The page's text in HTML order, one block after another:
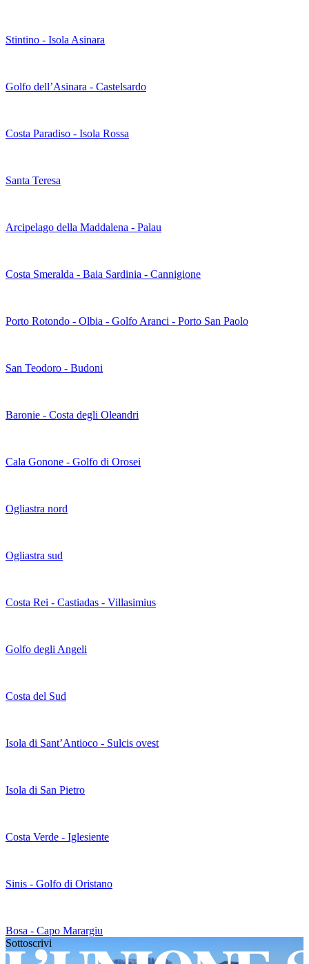
Stintino - Isola Asinara
Golfo dell’Asinara - Castelsardo
Costa Paradiso - Isola Rossa
Santa Teresa
Arcipelago della Maddalena - Palau
Costa Smeralda - Baia Sardinia - Cannigione
Porto Rotondo - Olbia - Golfo Aranci - Porto San Paolo
San Teodoro - Budoni
Baronie - Costa degli Oleandri
Cala Gonone - Golfo di Orosei
Ogliastra nord
Ogliastra sud
Costa Rei - Castiadas - Villasimius
Golfo degli Angeli
Costa del Sud
Isola di Sant’Antioco - Sulcis ovest
Isola di San Pietro
Costa Verde - Iglesiente
Sinis - Golfo di Oristano
Bosa - Capo Marargiu
Sottoscrivi